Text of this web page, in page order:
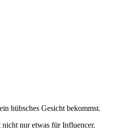
hübsches Gesicht bekommst.
nur etwas für Influencer.